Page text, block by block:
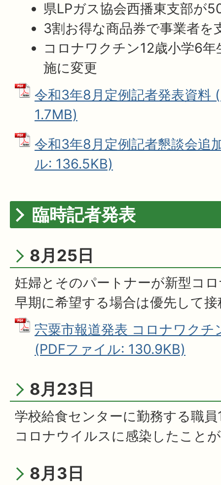
県LPガス協会西播東支部が
3割お得な商品券で事業者を
コロナワクチン12歳小学6
施に変更
令和3年8月定例記者発表資料
1.7MB)
令和3年8月定例記者懇談会追
ル: 136.5KB)
臨時記者発表
8月25日
妊婦とそのパートナーが新型コ
早期に希望する場合は優先して
宍粟市報道発表 コロナワクチ
(PDFファイル: 130.9KB)
8月23日
学校給食センターに勤務する職
コロナウイルスに感染したこと
8月3日